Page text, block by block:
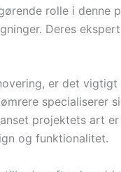
rolle i denne
Deres
er det
specialiserer
projektets art
og funktionalitet.